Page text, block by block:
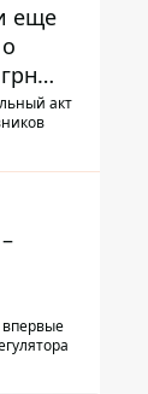
еще
в
акт
впервые